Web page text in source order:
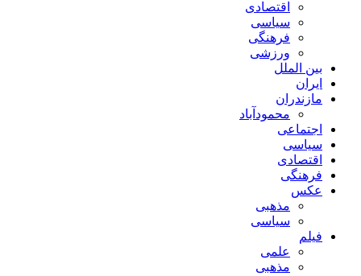
اقتصادی
سیاسی
فرهنگی
ورزشی
بین الملل
ایران
مازندران
محمودآباد
اجتماعی
سیاسی
اقتصادی
فرهنگی
عکس
مذهبی
سیاسی
فیلم
علمی
مذهبی